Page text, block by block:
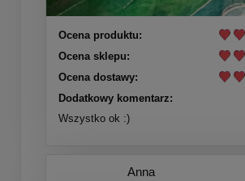
Ocena produktu:
Ocena sklepu:
Ocena dostawy:
Dodatkowy komentarz:
Wszystko ok :)
Anna